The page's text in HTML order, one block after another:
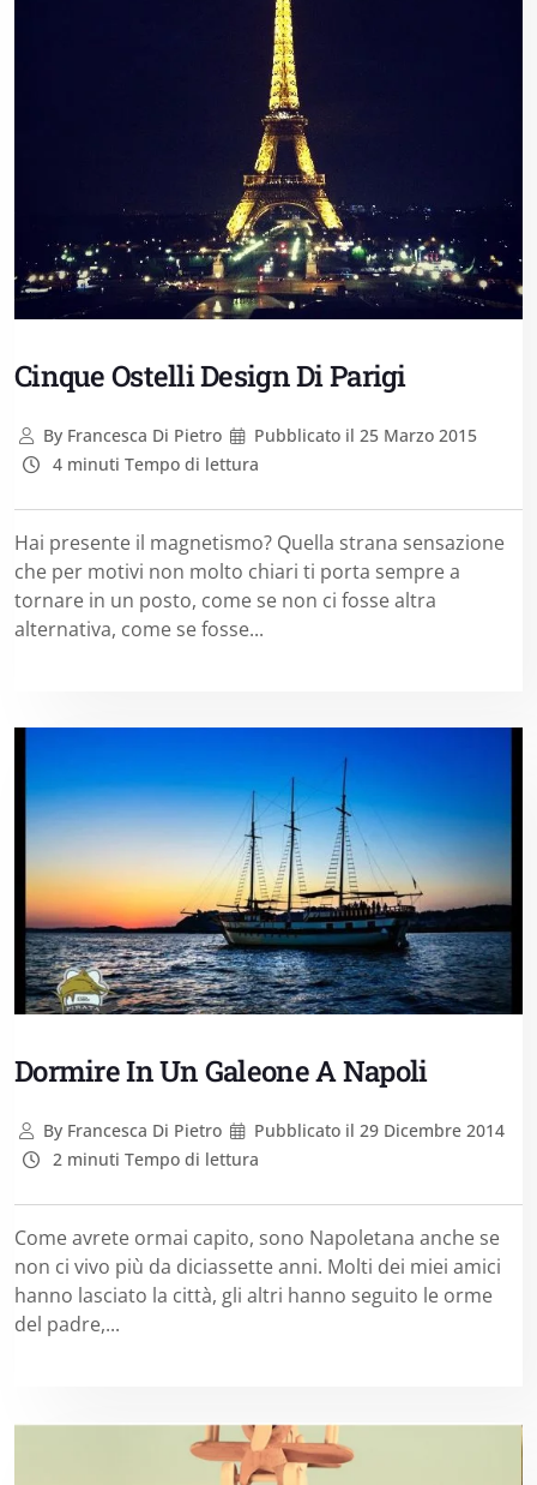
Cinque Ostelli Design Di Parigi
ByFrancesca Di Pietro Pubblicato il 25 Marzo 2015
4 minuti Tempo di lettura
Hai presente il magnetismo? Quella strana sensazione
che per motivi non molto chiari ti porta sempre a
tornare in un posto, come se non ci fosse altra
alternativa, come se fosse...
Dormire In Un Galeone A Napoli
ByFrancesca Di Pietro Pubblicato il 29 Dicembre 2014
2 minuti Tempo di lettura
Come avrete ormai capito, sono Napoletana anche se
non ci vivo più da diciassette anni. Molti dei miei amici
hanno lasciato la città, gli altri hanno seguito le orme
del padre,...